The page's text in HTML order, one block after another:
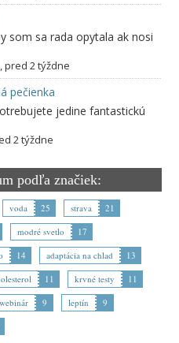
som sa rada opytala ak nosi
,pred 2 týždne
pečienka
jedine fantastickú
2 týždne
podľa značiek:
voda 25 strava
21
modré svetlo
17
14 adaptácia na chlad
13
11 krvné testy
11
webinár 9 leptín
9